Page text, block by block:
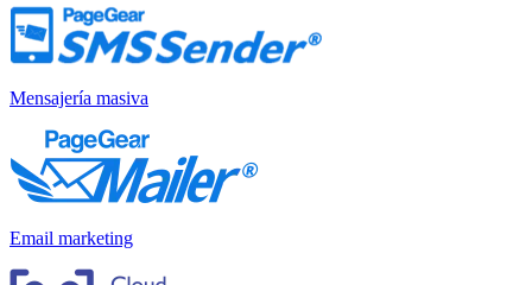
Mensajería masiva
Email marketing